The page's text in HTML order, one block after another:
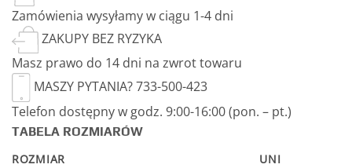
Zamówienia wysyłamy w ciągu 1-4 dni
ZAKUPY BEZ RYZYKA
Masz prawo do 14 dni na zwrot towaru
MASZY PYTANIA? 733-500-423
Telefon dostępny w godz. 9:00-16:00 (pon. – pt.)
TABELA ROZMIARÓW
ROZMIAR
UNI